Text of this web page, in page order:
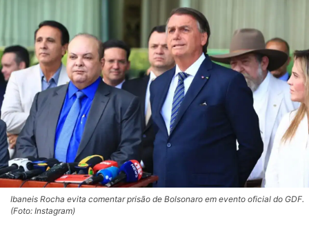
Ibaneis Rocha evita comentar prisão de Bolsonaro em evento oficial do GDF.
(Foto: Instagram)